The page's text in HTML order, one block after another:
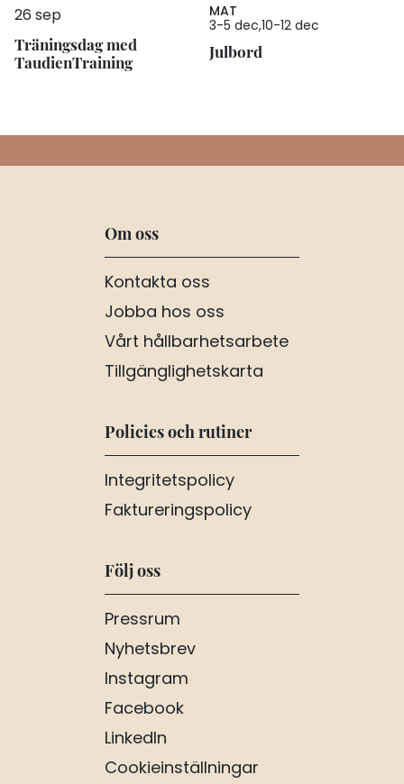
26 sep
Träningsdag med
TaudienTraining
MAT
3-5 dec10-12 dec
Julbord
Om oss
Kontakta oss
Jobba hos oss
Vårt hållbarhetsarbete
Tillgänglighetskarta
Policies och rutiner
Integritetspolicy
Faktureringspolicy
Följ oss
Pressrum
Nyhetsbrev
Instagram
Facebook
LinkedIn
Cookieinställningar